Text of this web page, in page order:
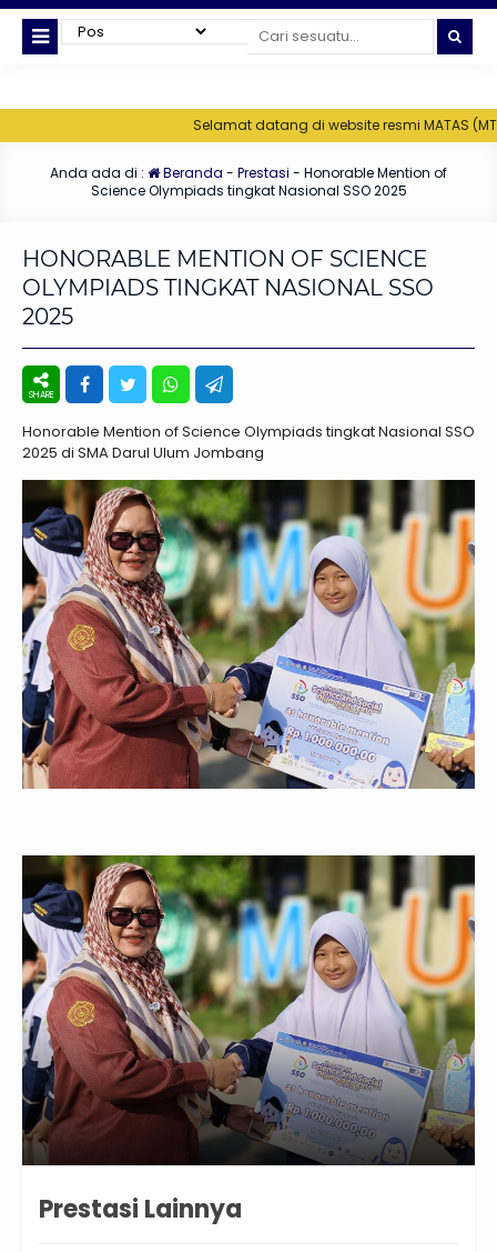
Selamat datang di website resmi MATAS
Anda ada di : Beranda - Prestasi - Honorable Mention of
Science Olympiads tingkat Nasional SSO 2025
HONORABLE MENTION OF SCIENCE
OLYMPIADS TINGKAT NASIONAL SSO
2025
Honorable Mention of Science Olympiads tingkat Nasional SSO
2025 di SMA Darul Ulum Jombang
Prestasi Lainnya